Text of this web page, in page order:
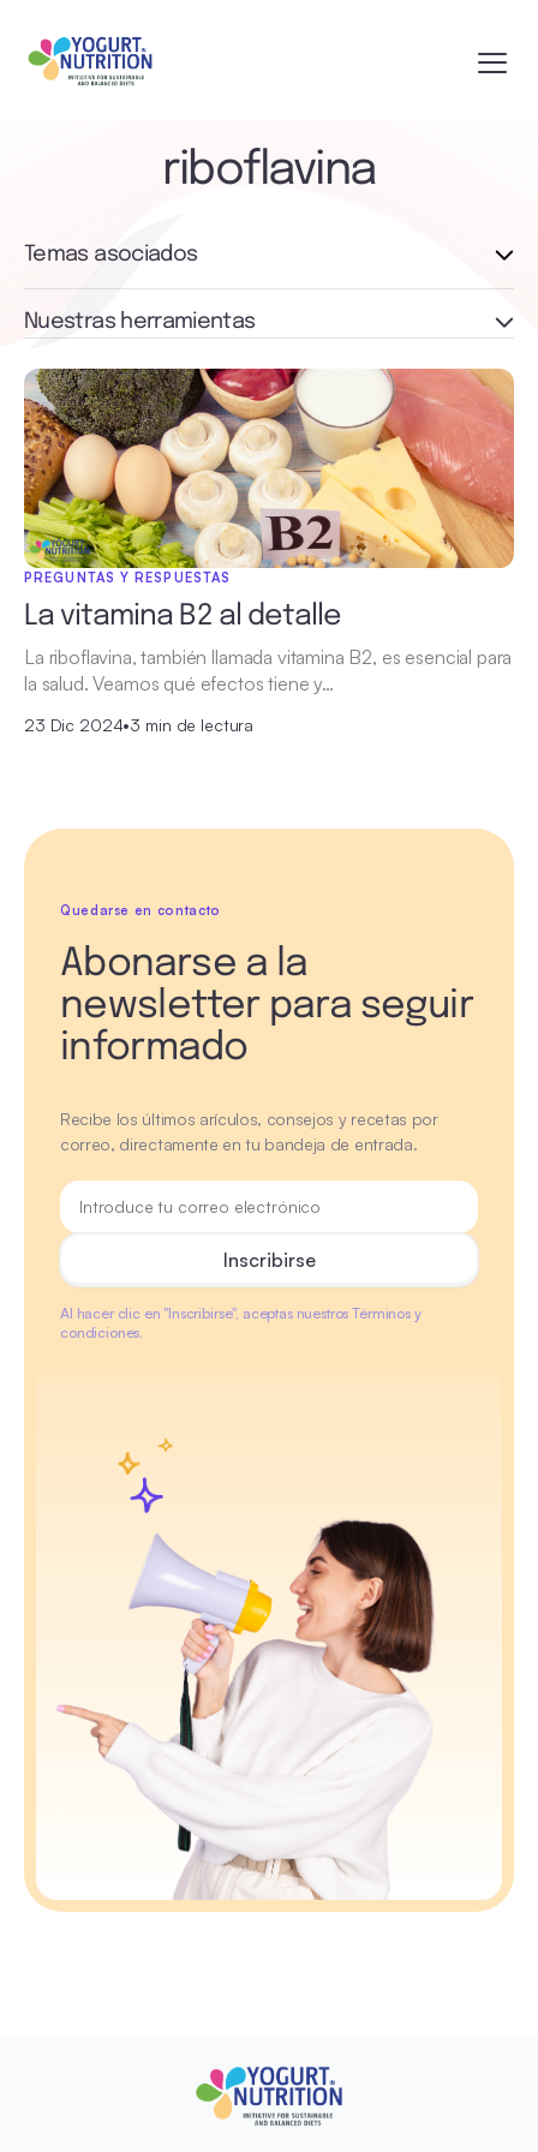
riboflavina
PREGUNTAS Y RESPUESTAS
La vitamina B2 al detalle
La riboflavina, también llamada vitamina B2, es esencial para
la salud. Veamos qué efectos tiene y…
23 Dic 2024•3 min de lectura
Temas asociados
Nuestras herramientas
Quedarse en contacto
Abonarse a la
newsletter para seguir
informado
Recibe los últimos arículos, consejos y recetas por
correo, directamente en tu bandeja de entrada.
Al hacer clic en "Inscribirse", aceptas nuestros Términos y
condiciones.